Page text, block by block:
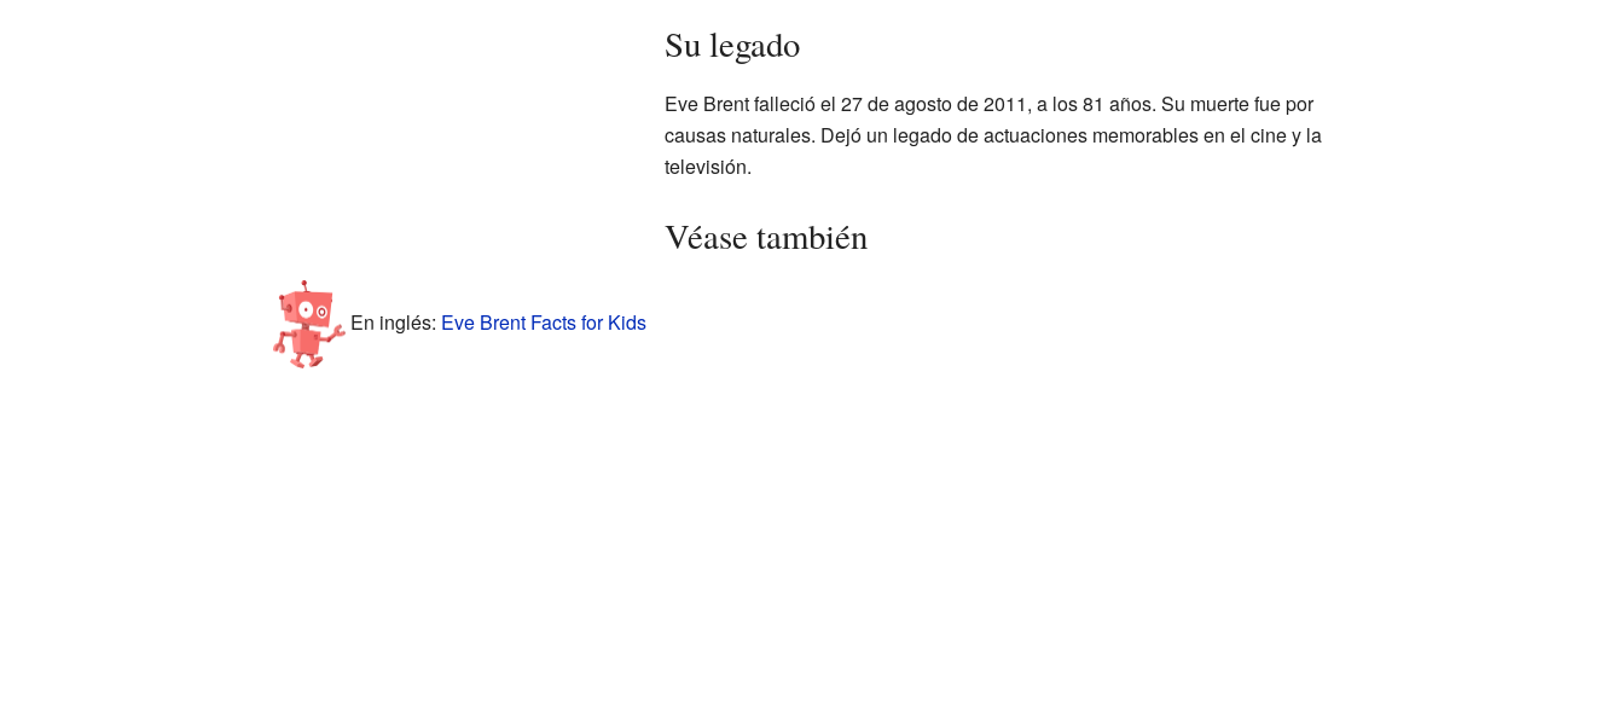
Su legado
Eve Brent falleció el 27 de agosto de 2011, a los 81 años. Su muerte fue por
causas naturales. Dejó un legado de actuaciones memorables en el cine y la
televisión.
Véase también
En inglés: Eve Brent Facts for Kids